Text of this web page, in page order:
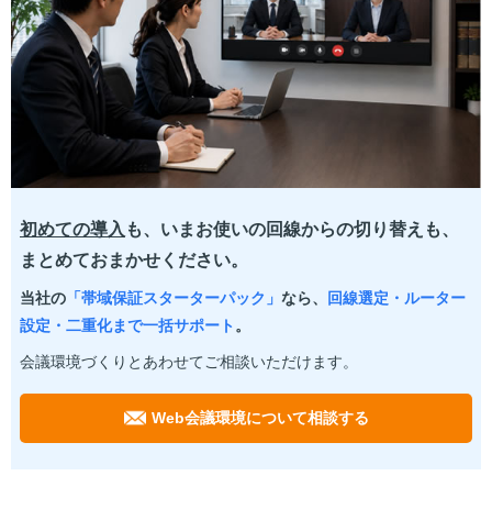
初めての導入 も、いまお使いの回線からの切り替えも、
まとめておまかせください。
当社の 「帯域保証スターターパック」 なら、
回線選定・ルーター
設定・二重化まで一括サポート。
会議環境づくりとあわせてご相談いただけます。
Web会議環境について相談する